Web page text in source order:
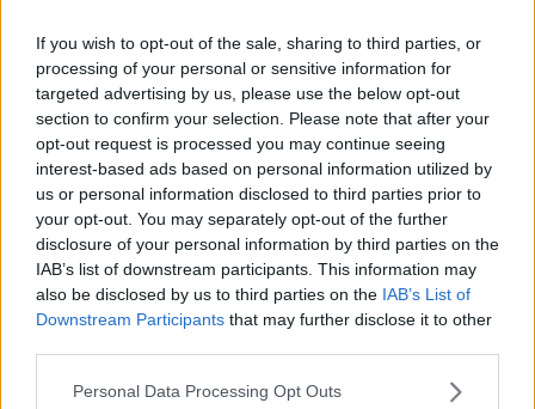
If you wish to opt-out of the sale, sharing to third parties, or
processing of your personal or sensitive information for
targeted advertising by us, please use the below opt-out
section to confirm your selection. Please note that after your
opt-out request is processed you may continue seeing
interest-based ads based on personal information utilized by
us or personal information disclosed to third parties prior to
your opt-out. You may separately opt-out of the further
disclosure of your personal information by third parties on the
IAB’s list of downstream participants. This information may
also be disclosed by us to third parties on the IAB’s List of
Downstream Participants that may further disclose it to other
Personal Data Processing Opt Outs
Nachdem du auf „Abonnieren“ geklickt hast,
erhältst du sofort eine E-Mail von uns. Bei
einigen Lesern landet diese im Spam-
Ordner – überprüfe ihn daher bitte ebenfalls.
Alle wichtigen News, Ergebnisse und
Rennvorschauen – täglich kompakt per E-
Mail.
Abonnieren
Redakteur